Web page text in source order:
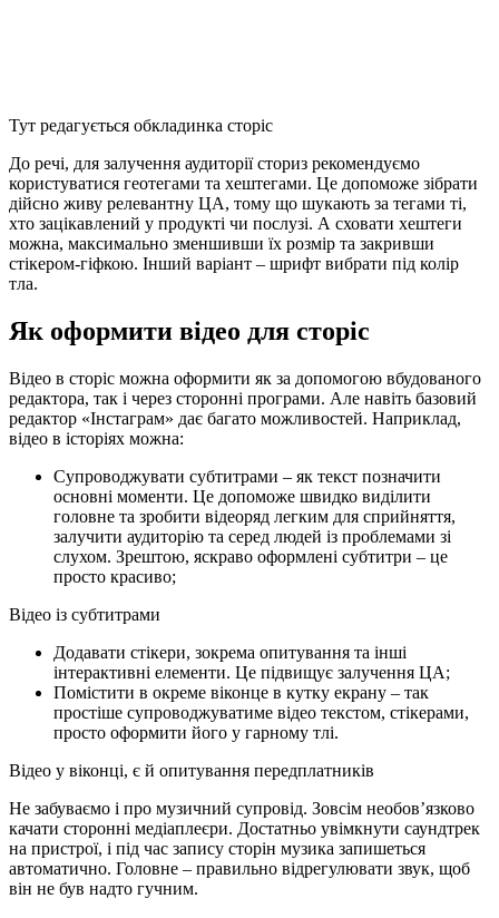
Тут редагується обкладинка сторіс
До речі, для залучення аудиторії сториз рекомендуємо
користуватися геотегами та хештегами. Це допоможе зібрати
дійсно живу релевантну ЦА, тому що шукають за тегами ті,
хто зацікавлений у продукті чи послузі. А сховати хештеги
можна, максимально зменшивши їх розмір та закривши
стікером-гіфкою. Інший варіант – шрифт вибрати під колір
тла.
Як оформити відео для сторіс
Відео в сторіс можна оформити як за допомогою вбудованого
редактора, так і через сторонні програми. Але навіть базовий
редактор «Інстаграм» дає багато можливостей. Наприклад,
відео в історіях можна:
Супроводжувати субтитрами – як текст позначити
основні моменти. Це допоможе швидко виділити
головне та зробити відеоряд легким для сприйняття,
залучити аудиторію та серед людей із проблемами зі
слухом. Зрештою, яскраво оформлені субтитри – це
просто красиво;
Відео із субтитрами
Додавати стікери, зокрема опитування та інші
інтерактивні елементи. Це підвищує залучення ЦА;
Помістити в окреме віконце в кутку екрану – так
простіше супроводжуватиме відео текстом, стікерами,
просто оформити його у гарному тлі.
Відео у віконці, є й опитування передплатників
Не забуваємо і про музичний супровід. Зовсім необов’язково
качати сторонні медіаплеєри. Достатньо увімкнути саундтрек
на пристрої, і під час запису сторін музика запишеться
автоматично. Головне – правильно відрегулювати звук, щоб
він не був надто гучним.